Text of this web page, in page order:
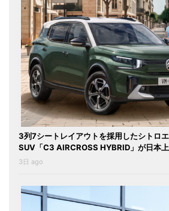
3列7シートレイアウトを採用したシトロ
SUV「C3 AIRCROSS HYBRID」が日本
3日 ago